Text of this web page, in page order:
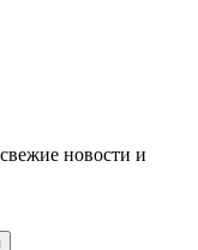
новости и